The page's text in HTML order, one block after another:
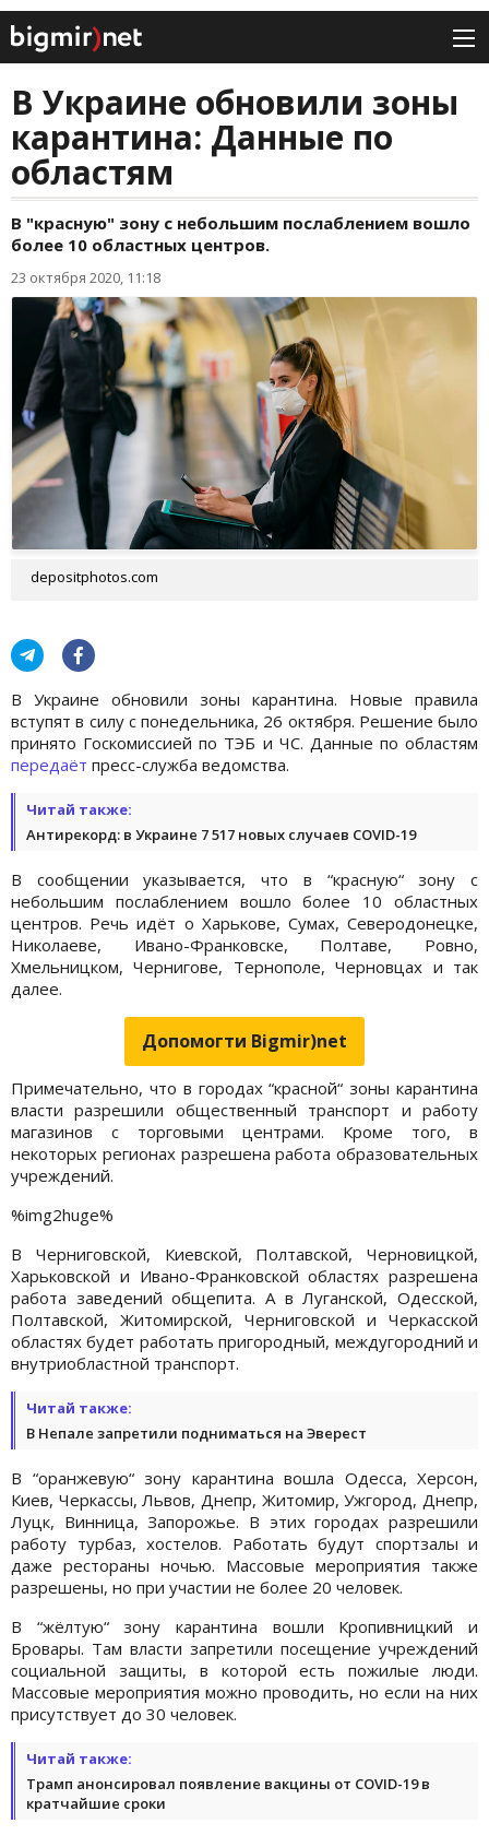
В Украине обновили зоны
карантина: Данные по
областям
В "красную" зону с небольшим послаблением вошло
более 10 областных центров.
23 октября 2020, 11:18
depositphotos.com
В Украине обновили зоны карантина. Новые правила
вступят в силу с понедельника, 26 октября. Решение было
принято Госкомиссией по ТЭБ и ЧС. Данные по областям
передаёт пресс-служба ведомства.
Читай также:
Антирекорд: в Украине 7 517 новых случаев COVID-19
В сообщении указывается, что в “красную“ зону с
небольшим послаблением вошло более 10 областных
центров. Речь идёт о Харькове, Сумах, Северодонецке,
Николаеве, Ивано-Франковске, Полтаве, Ровно,
Хмельницком, Чернигове, Тернополе, Черновцах и так
далее.
Допомогти Bigmir)net
Примечательно, что в городах “красной“ зоны карантина
власти разрешили общественный транспорт и работу
магазинов с торговыми центрами. Кроме того, в
некоторых регионах разрешена работа образовательных
учреждений.
%img2huge%
В Черниговской, Киевской, Полтавской, Черновицкой,
Харьковской и Ивано-Франковской областях разрешена
работа заведений общепита. А в Луганской, Одесской,
Полтавской, Житомирской, Черниговской и Черкасской
областях будет работать пригородный, междугородний и
внутриобластной транспорт.
Читай также:
В Непале запретили подниматься на Эверест
В “оранжевую“ зону карантина вошла Одесса, Херсон,
Киев, Черкассы, Львов, Днепр, Житомир, Ужгород, Днепр,
Луцк, Винница, Запорожье. В этих городах разрешили
работу турбаз, хостелов. Работать будут спортзалы и
даже рестораны ночью. Массовые мероприятия также
разрешены, но при участии не более 20 человек.
В “жёлтую“ зону карантина вошли Кропивницкий и
Бровары. Там власти запретили посещение учреждений
социальной защиты, в которой есть пожилые люди.
Массовые мероприятия можно проводить, но если на них
присутствует до 30 человек.
Читай также:
Трамп анонсировал появление вакцины от COVID-19 в
кратчайшие сроки